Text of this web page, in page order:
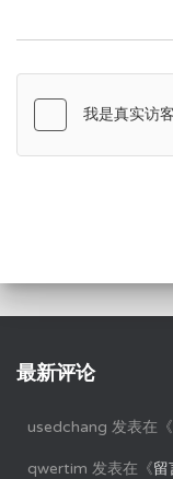
最新评论
usedchang 发表在《
qwertim 发表在《留